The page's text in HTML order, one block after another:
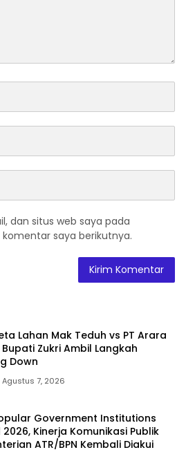
dan situs web saya pada
saya berikutnya.
Lahan Mak Teduh vs PT Arara
Zukri Ambil Langkah
Down
Agustus 7, 2026
Government Institutions
Kinerja Komunikasi Publik
ATR/BPN Kembali Diakui